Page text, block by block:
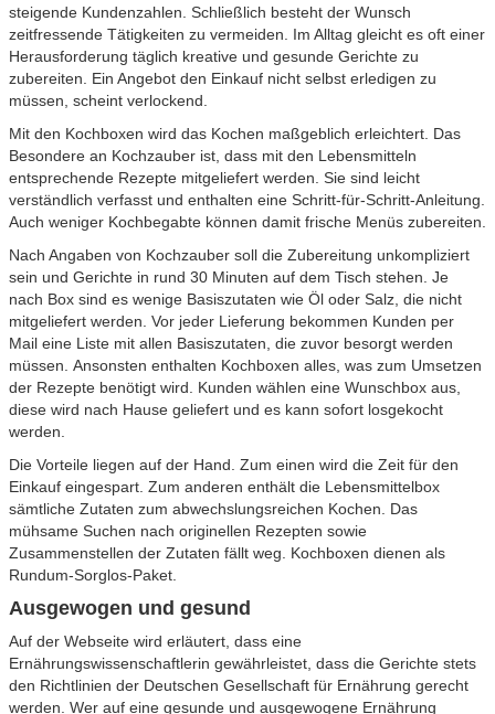
steigende Kundenzahlen. Schließlich besteht der Wunsch
zeitfressende Tätigkeiten zu vermeiden. Im Alltag gleicht es oft einer
Herausforderung täglich kreative und gesunde Gerichte zu
zubereiten. Ein Angebot den Einkauf nicht selbst erledigen zu
müssen, scheint verlockend.
Mit den Kochboxen wird das Kochen maßgeblich erleichtert. Das
Besondere an Kochzauber ist, dass mit den Lebensmitteln
entsprechende Rezepte mitgeliefert werden. Sie sind leicht
verständlich verfasst und enthalten eine Schritt-für-Schritt-Anleitung.
Auch weniger Kochbegabte können damit frische Menüs zubereiten.
Nach Angaben von Kochzauber soll die Zubereitung unkompliziert
sein und Gerichte in rund 30 Minuten auf dem Tisch stehen. Je
nach Box sind es wenige Basiszutaten wie Öl oder Salz, die nicht
mitgeliefert werden. Vor jeder Lieferung bekommen Kunden per
Mail eine Liste mit allen Basiszutaten, die zuvor besorgt werden
müssen. Ansonsten enthalten Kochboxen alles, was zum Umsetzen
der Rezepte benötigt wird. Kunden wählen eine Wunschbox aus,
diese wird nach Hause geliefert und es kann sofort losgekocht
werden.
Die Vorteile liegen auf der Hand. Zum einen wird die Zeit für den
Einkauf eingespart. Zum anderen enthält die Lebensmittelbox
sämtliche Zutaten zum abwechslungsreichen Kochen. Das
mühsame Suchen nach originellen Rezepten sowie
Zusammenstellen der Zutaten fällt weg. Kochboxen dienen als
Rundum-Sorglos-Paket.
Ausgewogen und gesund
Auf der Webseite wird erläutert, dass eine
Ernährungswissenschaftlerin gewährleistet, dass die Gerichte stets
den Richtlinien der Deutschen Gesellschaft für Ernährung gerecht
werden. Wer auf eine gesunde und ausgewogene Ernährung